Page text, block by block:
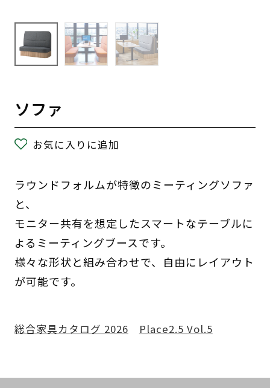
ソファ
お気に入りに追加
ラウンドフォルムが特徴のミーティングソファ
と、
モニター共有を想定したスマートなテーブルに
よるミーティングブースです。
様々な形状と組み合わせで、自由にレイアウト
が可能です。
総合家具カタログ 2026 Place2.5 Vol.5